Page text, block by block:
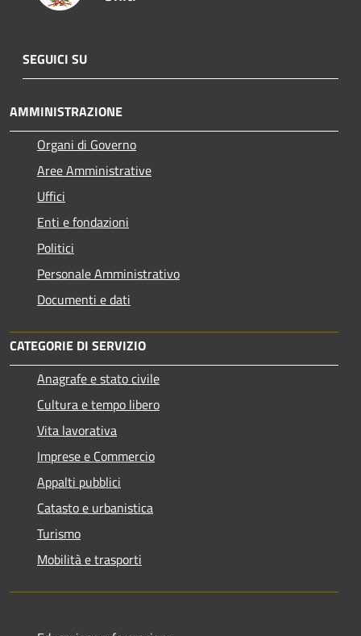
SEGUICI SU
AMMINISTRAZIONE
Organi di Governo
Aree Amministrative
Uffici
Enti e fondazioni
Politici
Personale Amministrativo
Documenti e dati
CATEGORIE DI SERVIZIO
Anagrafe e stato civile
Cultura e tempo libero
Vita lavorativa
Imprese e Commercio
Appalti pubblici
Catasto e urbanistica
Turismo
Mobilità e trasporti